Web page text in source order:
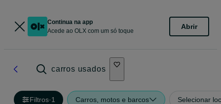
Continua na app
Acede ao OLX com um só toque
Abrir
carros usados
Filtros·1 Carros, motos e barcos Selecionar